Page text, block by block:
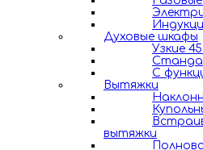
Духовые шкафы
Узкие
С
Вытяжки
вытяжки